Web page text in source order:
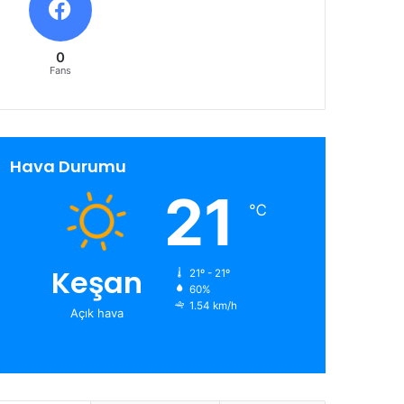
0
Fans
Hava Durumu
Keşan
Açık hava
21 ℃
21º - 21º
60%
1.54 km/h